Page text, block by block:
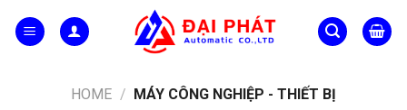
HOME / MÁY CÔNG NGHIỆP - THIẾT BỊ